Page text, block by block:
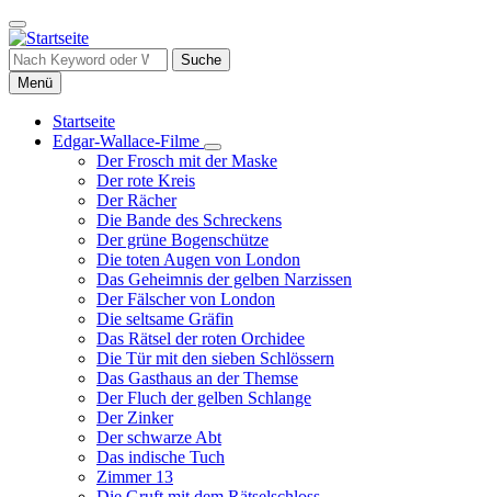
Direkt
zum
Inhalt
Suche
Menü
Hauptnavigation
Startseite
Edgar-Wallace-Filme
Unternavigation
von
Filme
Der Frosch mit der Maske
Der rote Kreis
Der Rächer
Die Bande des Schreckens
Der grüne Bogenschütze
Die toten Augen von London
Das Geheimnis der gelben Narzissen
Der Fälscher von London
Die seltsame Gräfin
Das Rätsel der roten Orchidee
Die Tür mit den sieben Schlössern
Das Gasthaus an der Themse
Der Fluch der gelben Schlange
Der Zinker
Der schwarze Abt
Das indische Tuch
Zimmer 13